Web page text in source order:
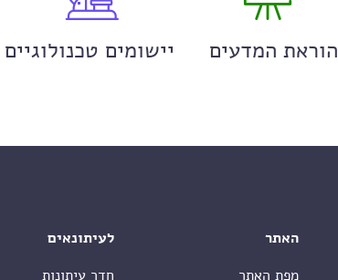
הוראת המדעים יישומים טכנולוגיים
האתר
מפת האתר
לעיתונאים
חדר עיתונות